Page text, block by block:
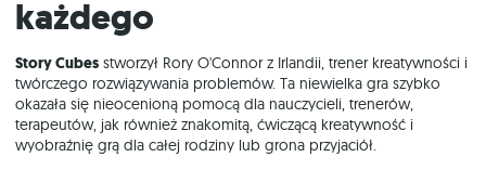
każdego
Story Cubes stworzył Rory O'Connor z Irlandii, trener kreatywności i
twórczego rozwiązywania problemów. Ta niewielka gra szybko
okazała się nieocenioną pomocą dla nauczycieli, trenerów,
terapeutów, jak również znakomitą, ćwiczącą kreatywność i
wyobraźnię grą dla całej rodziny lub grona przyjaciół.